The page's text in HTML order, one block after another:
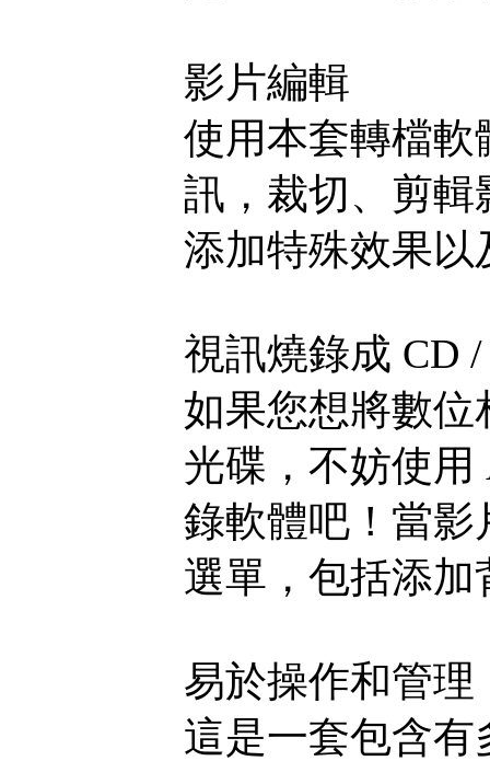
影片編輯
使用本套轉檔
訊，裁切、剪
添加特殊效果以
視訊燒錄成 CD
如果您想將數位
光碟，不妨使用
錄軟體吧！當
選單，包括添
易於操作和管理
這是一套包含